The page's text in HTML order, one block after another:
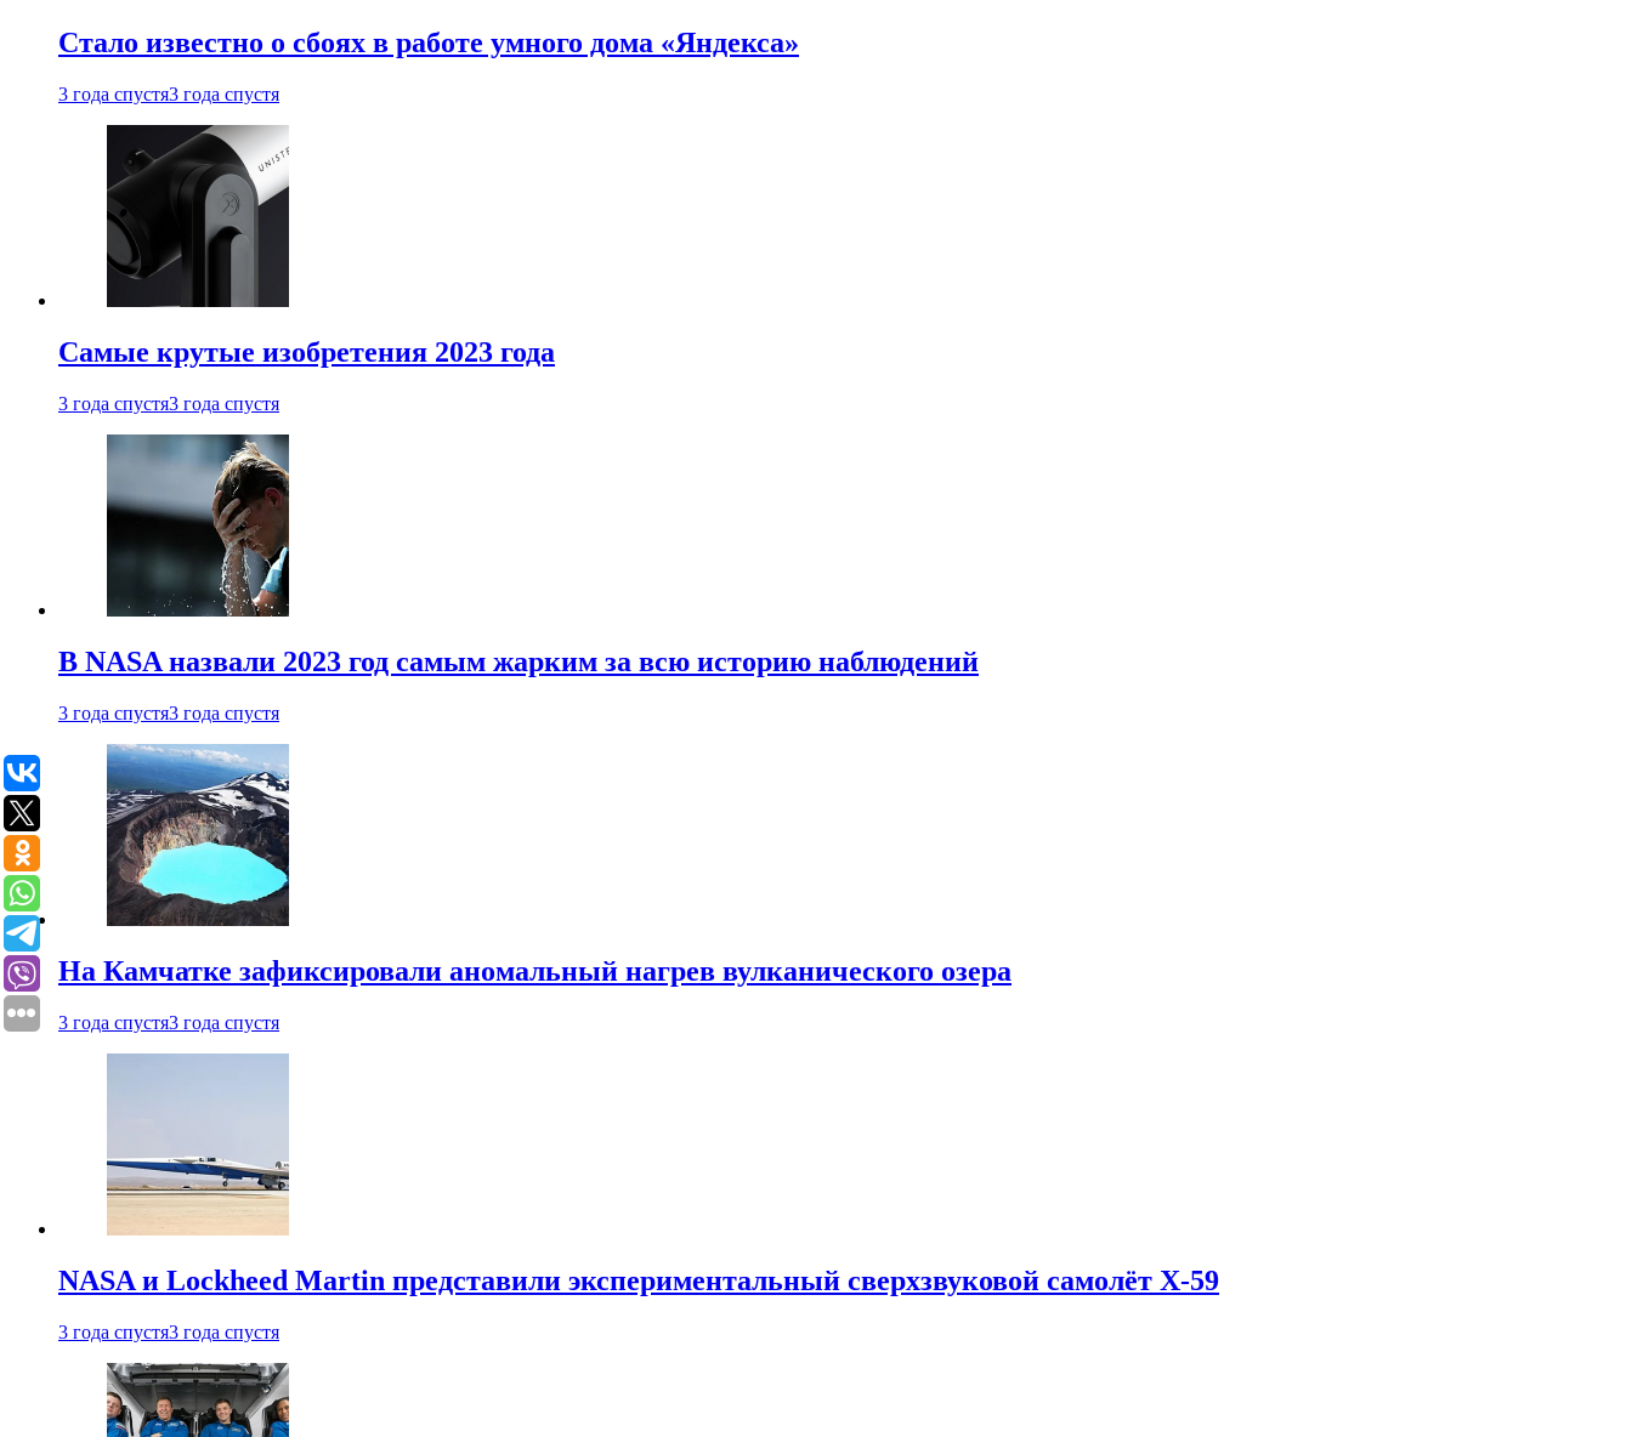
Стало известно о сбоях в работе умного дома «Яндекса»
3 года спустя3 года спустя
Самые крутые изобретения 2023 года
3 года спустя3 года спустя
В NASA назвали 2023 год самым жарким за всю историю наблюдений
3 года спустя3 года спустя
На Камчатке зафиксировали аномальный нагрев вулканического озера
3 года спустя3 года спустя
NASA и Lockheed Martin представили экспериментальный сверхзвуковой самолёт X-59
3 года спустя3 года спустя